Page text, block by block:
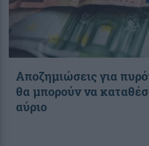
Αποζημιώσεις για
θα μπορούν να
αύριο